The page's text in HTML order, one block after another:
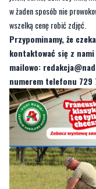
kontaktować się z
mailowo:
numerem telefonu 729